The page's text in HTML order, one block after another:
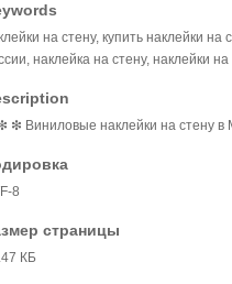
на стену, купить наклейки
наклейка на стену, наклейки на
❇ Виниловые наклейки на стену в
8
страницы
КБ